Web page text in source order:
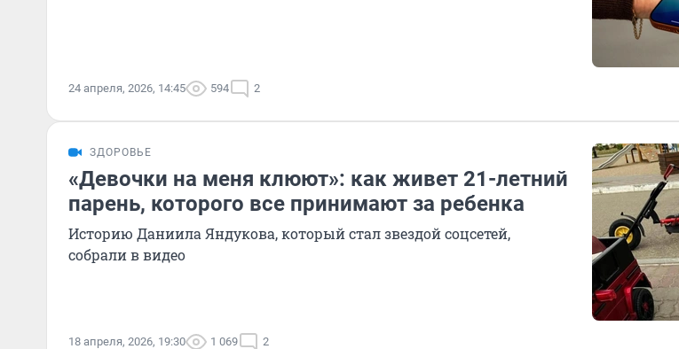
24 апреля, 2026, 14:45 594 2
ЗДОРОВЬЕ
«Девочки на меня клюют»: как живет 21-летний
парень, которого все принимают за ребенка
Историю Даниила Яндукова, который стал звездой соцсетей,
собрали в видео
18 апреля, 2026, 19:30 1 069 2